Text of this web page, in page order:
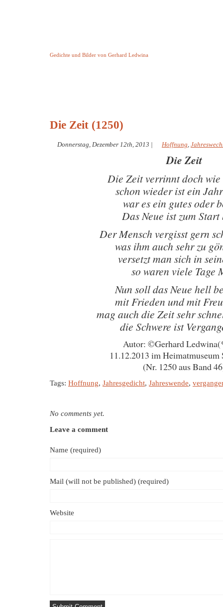
Gedichte und Bilder von Gerhard Ledwina
Die Zeit (1250)
Donnerstag, Dezember 12th, 2013 | Hoffnung,
Die Zeit
Die Zeit verrinnt doch
schon wieder ist ein
war es ein gutes oder
Das Neue ist zum
Der Mensch vergisst gern
was ihm auch sehr zu
versetzt man sich in
so waren viele Tage
Nun soll das Neue hell
mit Frieden und mit
mag auch die Zeit sehr
die Schwere ist
Autor: ©Gerhard
11.12.2013 im Heimatmuseum
(Nr. 1250 aus Band
Tags: Hoffnung, Jahresgedicht, Jahreswende,
No comments yet.
Leave a comment
Name (required)
Mail (will not be published) (required)
Website